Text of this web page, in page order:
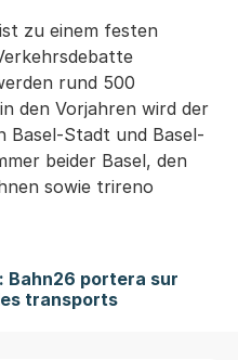
zu einem festen
rund 500
den Vorjahren wird der
Basel-Stadt und Basel-
beider Basel, den
sowie trireno
Bahn26 portera sur
transports